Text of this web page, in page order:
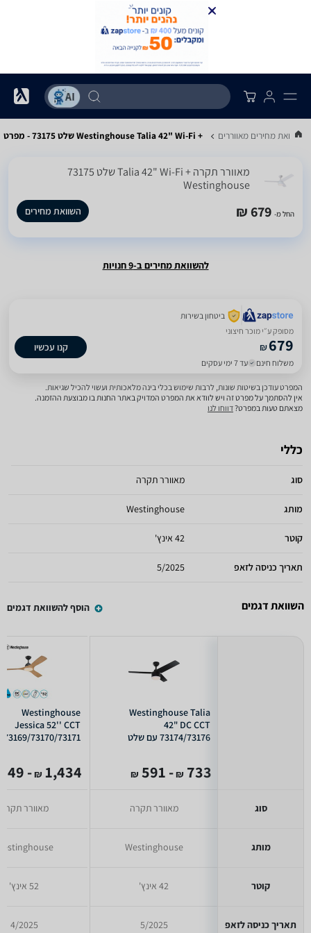
השוואת מחירים מאווררים Westinghouse Talia 42" Wi-Fi +‎ שלט 73175 - מפרט
‏מאוורר תקרה Talia 42" Wi-Fi +‎ שלט 73175
Westinghouse
החל מ- 679 ₪ השוואת מחירים
להשוואת מחירים ב-9 חנויות
ביטחון בשירות
מסופק ע״י מוכר חיצוני
₪679
משלוח חינם עד 7 ימי עסקים
קנו עכשיו
המפרט עודכן בשיטות שונות, לרבות שימוש בכלי בינה מלאכותית ועשוי להכיל שגיאות.
אין להסתמך על מפרט זה ויש לוודא את המפרט המדויק באתר החנות בו מבוצעת ההזמנה.
מצאתם טעות במפרט?דווחו לנו
כללי
סוג מאוורר תקרה
מותג Westinghouse
קוטר 42 אינץ'
תאריך כניסה לזאפ 5/2025
השוואת דגמים הוסף להשוואת דגמים
סוג
מותג
קוטר
תאריך כניסה לזאפ
Westinghouse Talia
42" DC CCT
73174/73176 עם שלט
733
₪
- 591
₪
מאוורר תקרה
Westinghouse
42 אינץ'
5/2025
Westinghouse
Jessica 52'' CCT
73169/73170/73171
1,434
₪
- 1,149
מאוורר תקרה
52 אינץ'
4/2025